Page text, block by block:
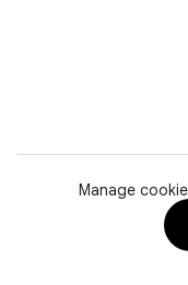
Manage